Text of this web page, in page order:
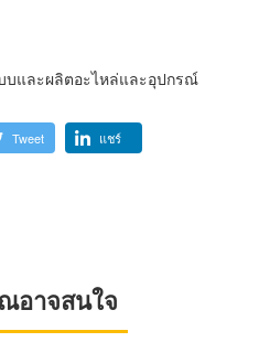
บและผลิตอะไหล่และอุปกรณ์
Tweet แชร์
อาจสนใจ